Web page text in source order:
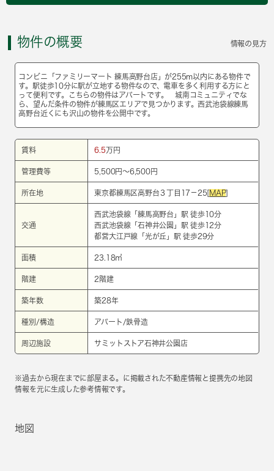
物件の概要 情報の見方
コンビニ「ファミリーマート 練馬高野台店」が255m以内にある物件で
す。駅徒歩10分に駅が立地する物件なので、電車を多く利用する方にと
って便利です。こちらの物件はアパートです。 城南コミュニティでな
ら、望んだ条件の物件が練馬区エリアで見つかります。西武池袋線練馬
高野台近くにも沢山の物件を公開中です。
賃料 6.5万円
管理費等 5,500円～6,500円
所在地 東京都練馬区高野台３丁目17－25[MAP]
交通
西武池袋線 「練馬高野台 」駅 徒歩10分
西武池袋線 「石神井公園 」駅 徒歩12分
都営大江戸線 「 光が丘 」駅 徒歩29分
面積 23.18㎡
階建 2階建
築年数 築28年
種別/構造 アパート/鉄骨造
周辺施設 サミットストア石神井公園店
※過去から現在までに部屋まる。に掲載された不動産情報と提携先の地図
情報を元に生成した参考情報です。
地図